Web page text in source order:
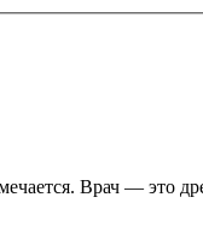
Врач — это